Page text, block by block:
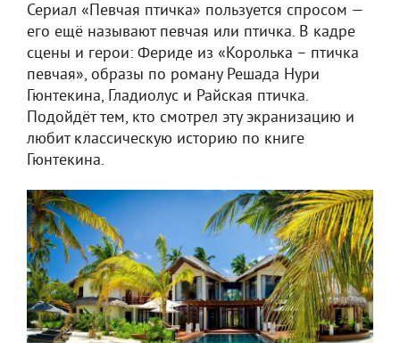
Сериал «Певчая птичка» пользуется спросом —
его ещё называют певчая или птичка. В кадре
сцены и герои: Фериде из «Королька – птичка
певчая», образы по роману Решада Нури
Гюнтекина, Гладиолус и Райская птичка.
Подойдёт тем, кто смотрел эту экранизацию и
любит классическую историю по книге
Гюнтекина.